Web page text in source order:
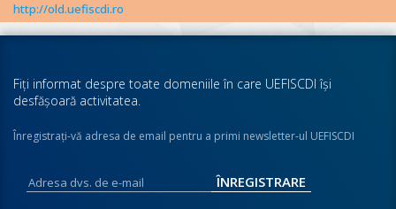
http://old.uefiscdi.ro
Fiţi informat despre toate domeniile în care UEFISCDI îşi
desfăşoară activitatea.
Înregistraţi-vă adresa de email pentru a primi newsletter-ul UEFISCDI